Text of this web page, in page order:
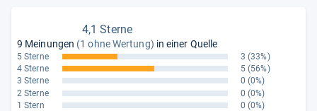
4,1 Sterne
9 Meinungen (1 ohne Wertung) in einer Quelle
5 Sterne 3 (33%)
4 Sterne
5 (56%)
3 Sterne
0 (0%)
2 Sterne
0 (0%)
1 Stern
0 (0%)